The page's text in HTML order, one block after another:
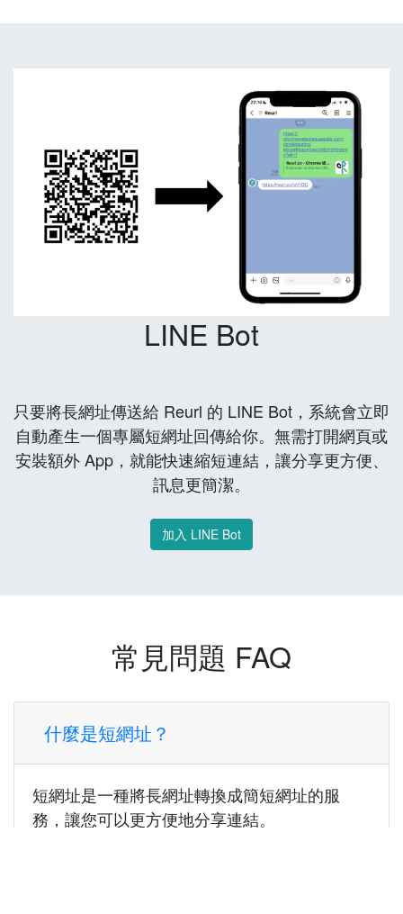
LINE Bot
只要將長網址傳送給 Reurl 的 LINE Bot，系統會立即
自動產生一個專屬短網址回傳給你。無需打開網頁或
安裝額外 App，就能快速縮短連結，讓分享更方便、
訊息更簡潔。
加入 LINE Bot
常見問題 FAQ
什麼是短網址？
短網址是一種將長網址轉換成簡短網址的服
務，讓您可以更方便地分享連結。